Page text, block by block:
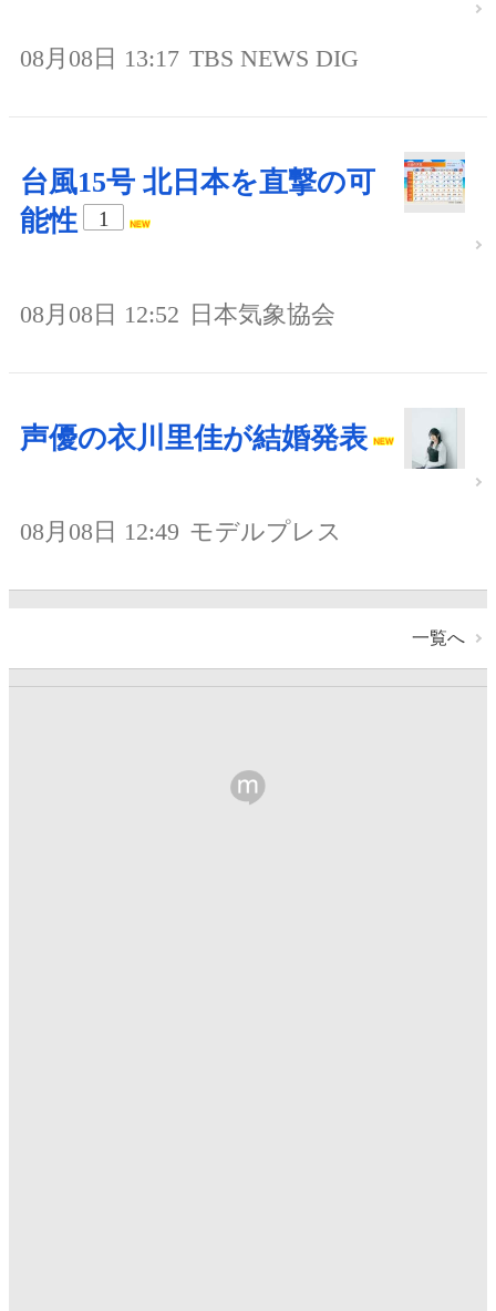
08月08日 13:17 TBS NEWS DIG
台風15号 北日本を直撃の可
能性
1
08月08日 12:52 日本気象協会
声優の衣川里佳が結婚発表
08月08日 12:49 モデルプレス
一覧へ